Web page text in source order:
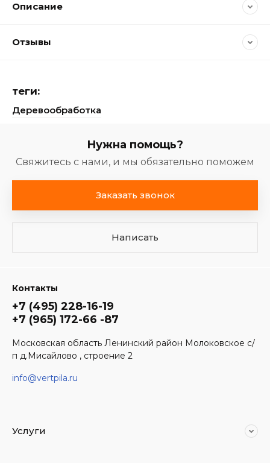
Описание
Отзывы
теги:
Деревообработка
Нужна помощь?
Свяжитесь с нами, и мы обязательно поможем
Заказать звонок
Написать
Контакты
+7 (495) 228-16-19
+7 (965) 172-66 -87
Московская область Ленинский район Молоковское с/
п д.Мисайлово , строение 2
info@vertpila.ru
Услуги